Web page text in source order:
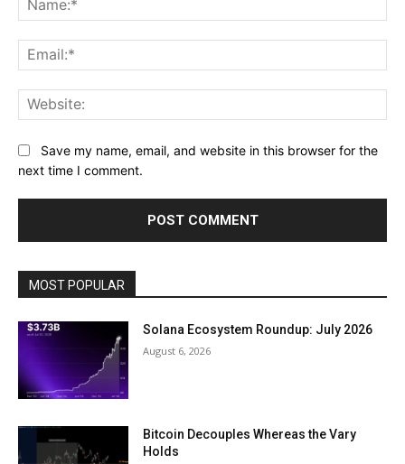
Save my name, email, and website in this browser for the
next time I comment.
MOST POPULAR
Solana Ecosystem Roundup: July 2026
August 6, 2026
Bitcoin Decouples Whereas the Vary
Holds